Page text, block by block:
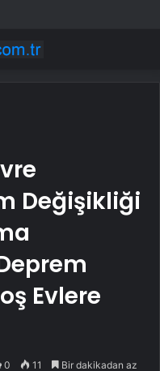
Değişikliği
Evlere
0 11 Bir dakikadan az